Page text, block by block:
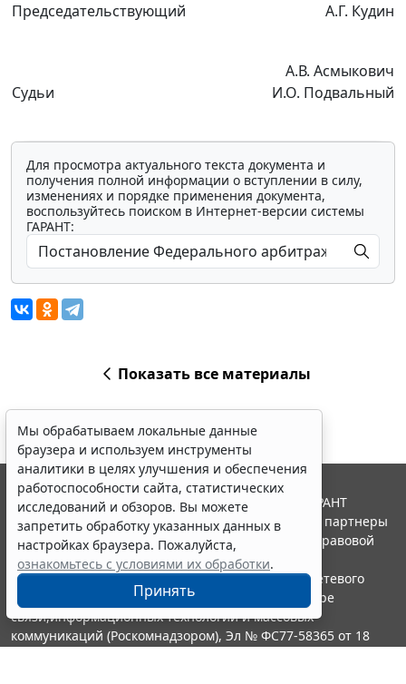
Председательствующий А.Г. Кудин
Судьи
А.В. Асмыкович
И.О. Подвальный
Для просмотра актуального текста документа и
получения полной информации о вступлении в силу,
изменениях и порядке применения документа,
воспользуйтесь поиском в Интернет-версии системы
ГАРАНТ:
Показать все материалы
Мы обрабатываем локальные данные
браузера и используем инструменты
аналитики в целях улучшения и обеспечения
работоспособности сайта, статистических
исследований и обзоров. Вы можете
запретить обработку указанных данных в
настройках браузера. Пожалуйста,
ознакомьтесь с условиями их обработки.
Принять
© ООО "НПП "ГАРАНТ-СЕРВИС", 2026. Система ГАРАНТ
выпускается с 1990 года. Компания "Гарант" и ее партнеры
являются участниками Российской ассоциации правовой
информации ГАРАНТ.
Портал ГАРАНТ.РУ зарегистрирован в качестве сетевого
издания Федеральной службой по надзору в сфере
связи,информационных технологий и массовых
коммуникаций (Роскомнадзором), Эл № ФС77-58365 от 18